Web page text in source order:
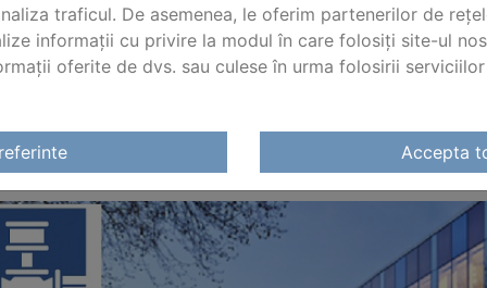
KUEHME
traficul. De asemenea, le oferim partenerilor de
informații cu privire la modul în care folosiți site-ul
oferite de dvs. sau culese în urma folosirii
Accepta